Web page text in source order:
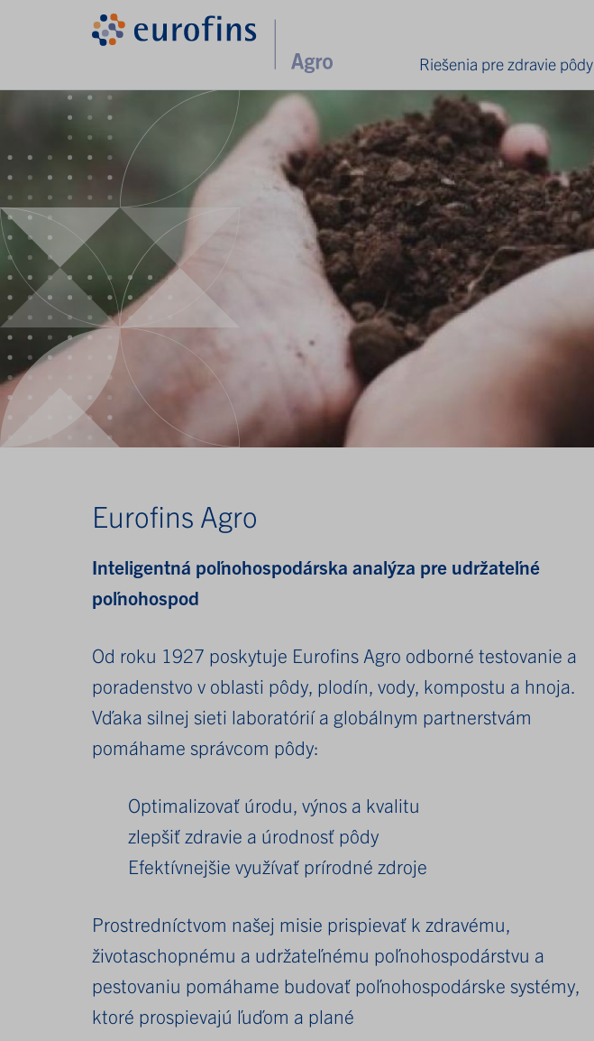
Riešenia pre zdravie pôdy
Eurofins Agro
Inteligentná poľnohospodárska analýza pre udržateľné
poľnohospod
Od roku 1927 poskytuje Eurofins Agro odborné testovanie a
poradenstvo v oblasti pôdy, plodín, vody, kompostu a hnoja.
Vďaka silnej sieti laboratórií a globálnym partnerstvám
pomáhame správcom pôdy:
Optimalizovať úrodu, výnos a kvalitu
zlepšiť zdravie a úrodnosť pôdy
Efektívnejšie využívať prírodné zdroje
Prostredníctvom našej misie prispievať k zdravému,
životaschopnému a udržateľnému poľnohospodárstvu a
pestovaniu pomáhame budovať poľnohospodárske systémy,
ktoré prospievajú ľuďom a plané